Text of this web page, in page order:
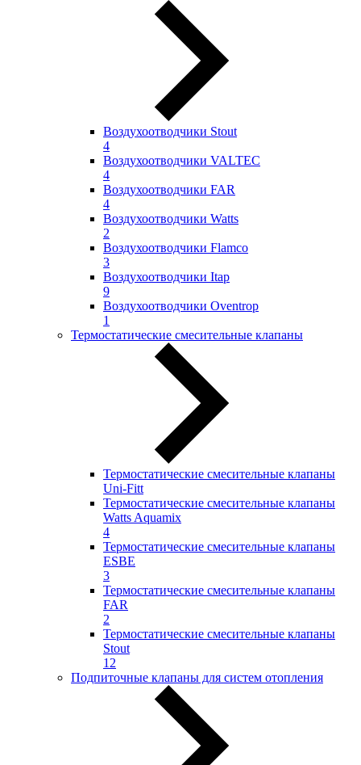
Воздухоотводчики Stout
4
Воздухоотводчики VALTEC
4
Воздухоотводчики FAR
4
Воздухоотводчики Watts
2
Воздухоотводчики Flamco
3
Воздухоотводчики Itap
9
Воздухоотводчики Oventrop
1
Термостатические смесительные клапаны
Термостатические смесительные клапаны
Uni-Fitt
Термостатические смесительные клапаны
Watts Aquamix
4
Термостатические смесительные клапаны
ESBE
3
Термостатические смесительные клапаны
FAR
2
Термостатические смесительные клапаны
Stout
12
Подпиточные клапаны для систем отопления